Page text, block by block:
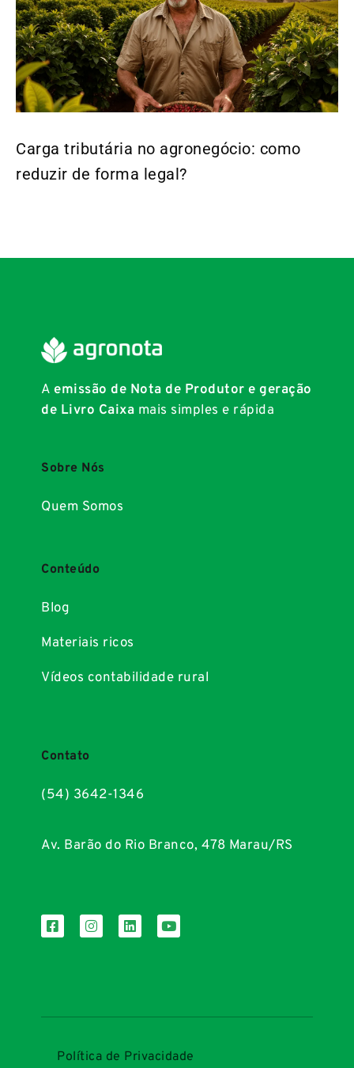
Carga tributária no agronegócio: como
reduzir de forma legal?
Aemissão de Nota de Produtor e geração
de Livro Caixa mais simples e rápida
Sobre Nós
Quem Somos
Conteúdo
Blog
Materiais ricos
Vídeos contabilidade rural
Contato
(54) 3642-1346
Av. Barão do Rio Branco, 478 Marau/RS
Política de Privacidade